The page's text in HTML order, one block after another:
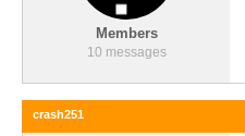
Members
10 messages
crash251